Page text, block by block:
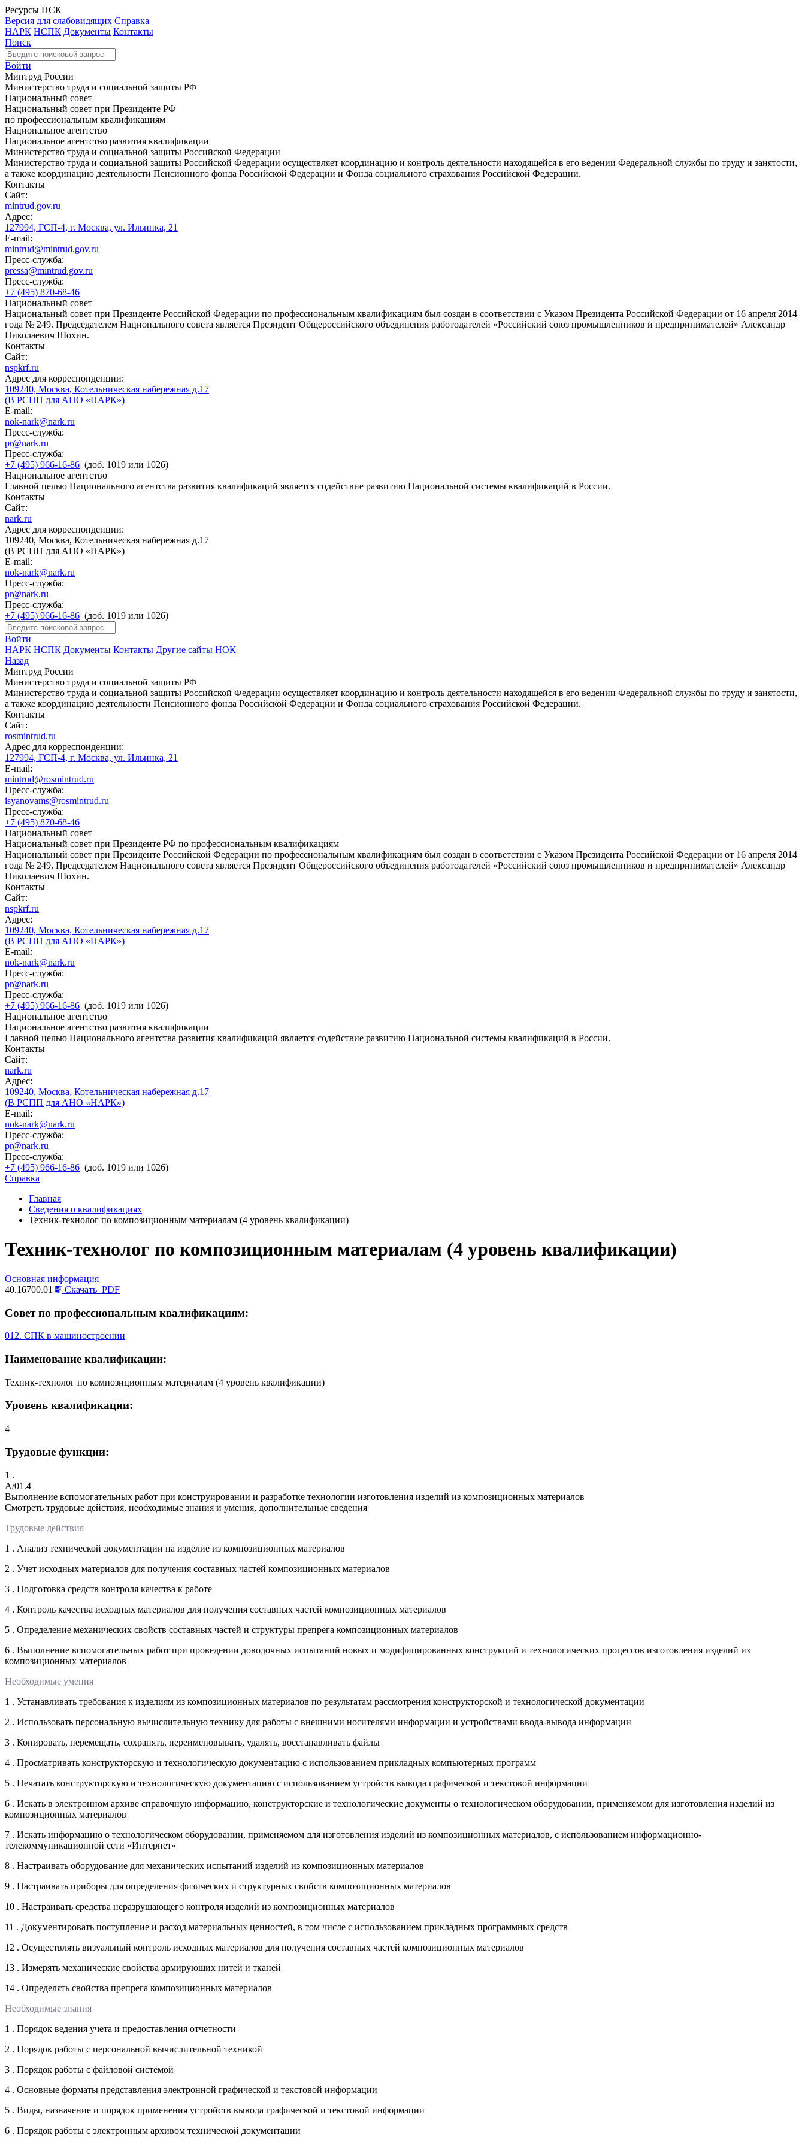
Ресурсы НСК
Версия для слабовидящих Справка
НАРК НСПК Документы Контакты
Поиск
Войти
Минтруд России
Министерство труда и социальной защиты РФ
Национальный совет
Национальный совет при Президенте РФ
по профессиональным квалификациям
Национальное агентство
Национальное агентство развития квалификации
Министерство труда и социальной защиты Российской Федерации
Министерство труда и социальной защиты Российской Федерации осуществляет координацию и контроль деятельности находящейся в его ведении Федеральной службы по труду и занятости,
а также координацию деятельности Пенсионного фонда Российской Федерации и Фонда социального страхования Российской Федерации.
Контакты
Сайт:
mintrud.gov.ru
Адрес:
127994, ГСП-4, г. Москва, ул. Ильинка, 21
E-mail:
mintrud@mintrud.gov.ru
Пресс-служба:
pressa@mintrud.gov.ru
Пресс-служба:
+7 (495) 870-68-46
Национальный совет
Национальный совет при Президенте Российской Федерации по профессиональным квалификациям был создан в соответствии с Указом Президента Российской Федерации от 16 апреля 2014
года № 249. Председателем Национального совета является Президент Общероссийского объединения работодателей «Российский союз промышленников и предпринимателей» Александр
Николаевич Шохин.
Контакты
Сайт:
nspkrf.ru
Адрес для корреспонденции:
109240, Москва, Котельническая набережная д.17
(В РСПП для АНО «НАРК»)
E-mail:
nok-nark@nark.ru
Пресс-служба:
pr@nark.ru
Пресс-служба:
+7 (495) 966-16-86 (доб. 1019 или 1026)
Национальное агентство
Главной целью Национального агентства развития квалификаций является содействие развитию Национальной системы квалификаций в России.
Контакты
Сайт:
nark.ru
Адрес для корреспонденции:
109240, Москва, Котельническая набережная д.17
(В РСПП для АНО «НАРК»)
E-mail:
nok-nark@nark.ru
Пресс-служба:
pr@nark.ru
Пресс-служба:
+7 (495) 966-16-86 (доб. 1019 или 1026)
Войти
НАРК НСПК Документы Контакты Другие сайты НОК
Назад
Минтруд России
Министерство труда и социальной защиты РФ
Министерство труда и социальной защиты Российской Федерации осуществляет координацию и контроль деятельности находящейся в его ведении Федеральной службы по труду и занятости,
а также координацию деятельности Пенсионного фонда Российской Федерации и Фонда социального страхования Российской Федерации.
Контакты
Сайт:
rosmintrud.ru
Адрес для корреспонденции:
127994, ГСП-4, г. Москва, ул. Ильинка, 21
E-mail:
mintrud@rosmintrud.ru
Пресс-служба:
isyanovams@rosmintrud.ru
Пресс-служба:
+7 (495) 870-68-46
Национальный совет
Национальный совет при Президенте РФ по профессиональным квалификациям
Национальный совет при Президенте Российской Федерации по профессиональным квалификациям был создан в соответствии с Указом Президента Российской Федерации от 16 апреля 2014
года № 249. Председателем Национального совета является Президент Общероссийского объединения работодателей «Российский союз промышленников и предпринимателей» Александр
Николаевич Шохин.
Контакты
Сайт:
nspkrf.ru
Адрес:
109240, Москва, Котельническая набережная д.17
(В РСПП для АНО «НАРК»)
E-mail:
nok-nark@nark.ru
Пресс-служба:
pr@nark.ru
Пресс-служба:
+7 (495) 966-16-86 (доб. 1019 или 1026)
Национальное агентство
Национальное агентство развития квалификации
Главной целью Национального агентства развития квалификаций является содействие развитию Национальной системы квалификаций в России.
Контакты
Сайт:
nark.ru
Адрес:
109240, Москва, Котельническая набережная д.17
(В РСПП для АНО «НАРК»)
E-mail:
nok-nark@nark.ru
Пресс-служба:
pr@nark.ru
Пресс-служба:
+7 (495) 966-16-86 (доб. 1019 или 1026)
Справка
Главная
Сведения о квалификациях
Техник-технолог по композиционным материалам (4 уровень квалификации)
Техник-технолог по композиционным материалам (4 уровень квалификации)
Основная информация
40.16700.01
Скачать PDF
Совет по профессиональным квалификациям:
012. СПК в машиностроении
Наименование квалификации:
Техник-технолог по композиционным материалам (4 уровень квалификации)
Уровень квалификации:
4
Трудовые функции:
1 .
A/01.4
Выполнение вспомогательных работ при конструировании и разработке технологии изготовления изделий из композиционных материалов
Смотреть трудовые действия, необходимые знания и умения, дополнительные сведения
Трудовые действия
1 . Анализ технической документации на изделие из композиционных материалов
2 . Учет исходных материалов для получения составных частей композиционных материалов
3 . Подготовка средств контроля качества к работе
4 . Контроль качества исходных материалов для получения составных частей композиционных материалов
5 . Определение механических свойств составных частей и структуры препрега композиционных материалов
6 . Выполнение вспомогательных работ при проведении доводочных испытаний новых и модифицированных конструкций и технологических процессов изготовления изделий из
композиционных материалов
Необходимые умения
1 . Устанавливать требования к изделиям из композиционных материалов по результатам рассмотрения конструкторской и технологической документации
2 . Использовать персональную вычислительную технику для работы с внешними носителями информации и устройствами ввода-вывода информации
3 . Копировать, перемещать, сохранять, переименовывать, удалять, восстанавливать файлы
4 . Просматривать конструкторскую и технологическую документацию с использованием прикладных компьютерных программ
5 . Печатать конструкторскую и технологическую документацию с использованием устройств вывода графической и текстовой информации
6 . Искать в электронном архиве справочную информацию, конструкторские и технологические документы о технологическом оборудовании, применяемом для изготовления изделий из
композиционных материалов
7 . Искать информацию о технологическом оборудовании, применяемом для изготовления изделий из композиционных материалов, с использованием информационно-
телекоммуникационной сети «Интернет»
8 . Настраивать оборудование для механических испытаний изделий из композиционных материалов
9 . Настраивать приборы для определения физических и структурных свойств композиционных материалов
10 . Настраивать средства неразрушающего контроля изделий из композиционных материалов
11 . Документировать поступление и расход материальных ценностей, в том числе с использованием прикладных программных средств
12 . Осуществлять визуальный контроль исходных материалов для получения составных частей композиционных материалов
13 . Измерять механические свойства армирующих нитей и тканей
14 . Определять свойства препрега композиционных материалов
Необходимые знания
1 . Порядок ведения учета и предоставления отчетности
2 . Порядок работы с персональной вычислительной техникой
3 . Порядок работы с файловой системой
4 . Основные форматы представления электронной графической и текстовой информации
5 . Виды, назначение и порядок применения устройств вывода графической и текстовой информации
6 . Порядок работы с электронным архивом технической документации